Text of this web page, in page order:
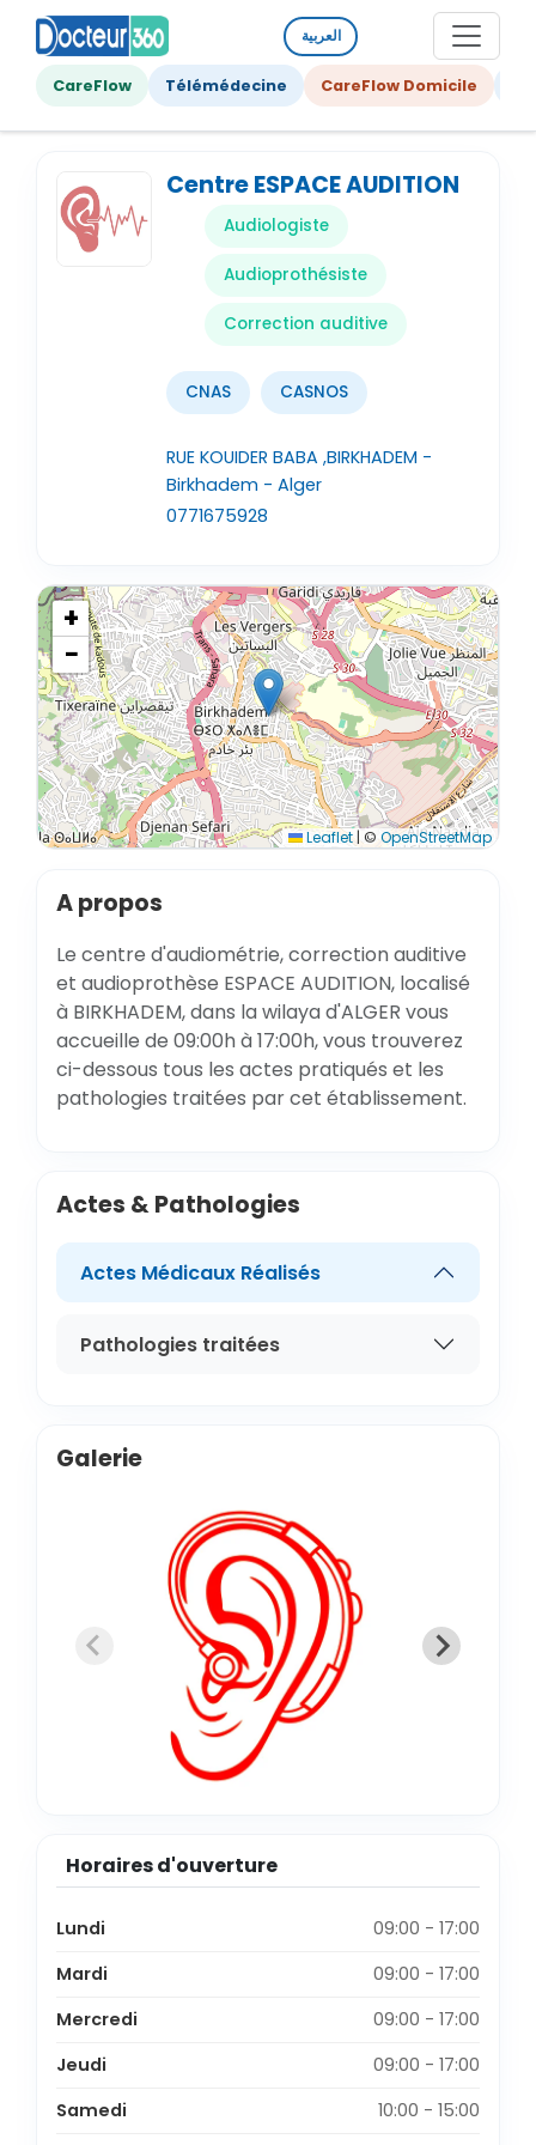
العربية
CareFlow Télémédecine CareFlow Domicile
Centre ESPACE AUDITION
Audiologiste
Audioprothésiste
Correction auditive
CNAS CASNOS
RUE KOUIDER BABA ,BIRKHADEM -
Birkhadem - Alger
0771675928
+
−
Leaflet|© OpenStreetMap
A propos
Le centre d'audiométrie, correction auditive
et audioprothèse ESPACE AUDITION, localisé
à BIRKHADEM, dans la wilaya d'ALGER vous
accueille de 09:00h à 17:00h, vous trouverez
ci-dessous tous les actes pratiqués et les
pathologies traitées par cet établissement.
Actes & Pathologies
Actes Médicaux Réalisés
Pathologies traitées
Galerie
Horaires d'ouverture
Lundi
09:00 - 17:00
Mardi
09:00 - 17:00
Mercredi
09:00 - 17:00
Jeudi
09:00 - 17:00
Samedi
10:00 - 15:00